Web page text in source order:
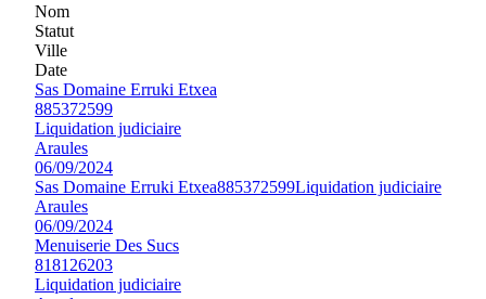
Nom
Statut
Ville
Date
Sas Domaine Erruki Etxea
885372599
Liquidation judiciaire
Araules
06/09/2024
Sas Domaine Erruki Etxea885372599Liquidation judiciaire
Araules
06/09/2024
Menuiserie Des Sucs
818126203
Liquidation judiciaire